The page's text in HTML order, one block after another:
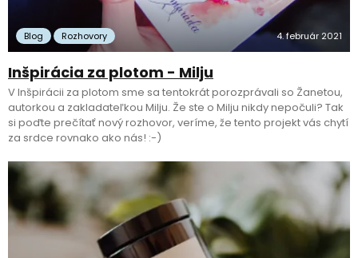
Blog Rozhovory 4. február 2021
Inšpirácia za plotom - Milju
V Inšpirácii za plotom sme sa tentokrát porozprávali so Žanetou,
autorkou a zakladateľkou Milju. Že ste o Milju nikdy nepočuli? Tak
si poďte prečítať nový rozhovor, veríme, že tento projekt vás chytí
za srdce rovnako ako nás! :-)